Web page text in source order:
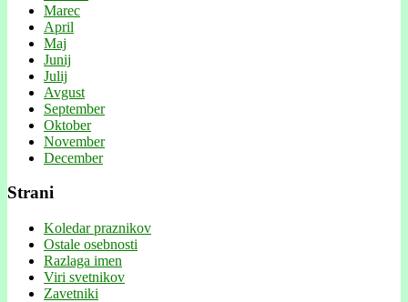
Marec
April
Maj
Junij
Julij
Avgust
September
Oktober
November
December
Strani
Koledar praznikov
Ostale osebnosti
Razlaga imen
Viri svetnikov
Zavetniki